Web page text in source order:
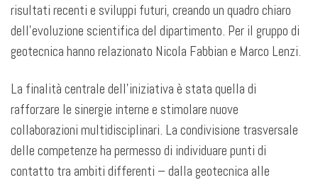
risultati recenti e sviluppi futuri, creando un quadro chiaro
dell’evoluzione scientifica del dipartimento. Per il gruppo di
geotecnica hanno relazionato Nicola Fabbian e Marco Lenzi.
La finalità centrale dell’iniziativa è stata quella di
rafforzare le sinergie interne e stimolare nuove
collaborazioni multidisciplinari. La condivisione trasversale
delle competenze ha permesso di individuare punti di
contatto tra ambiti differenti – dalla geotecnica alle